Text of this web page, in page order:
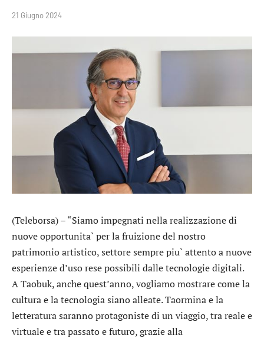
21 Giugno 2024
(Teleborsa) – “Siamo impegnati nella realizzazione di
nuove opportunita` per la fruizione del nostro
patrimonio artistico, settore sempre piu` attento a nuove
esperienze d’uso rese possibili dalle tecnologie digitali.
A Taobuk, anche quest’anno, vogliamo mostrare come la
cultura e la tecnologia siano alleate. Taormina e la
letteratura saranno protagoniste di un viaggio, tra reale e
virtuale e tra passato e futuro, grazie alla